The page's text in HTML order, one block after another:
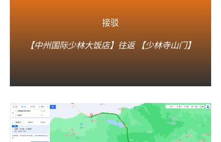
接驳
【中州国际少林大饭店】往返 【少林寺山门】